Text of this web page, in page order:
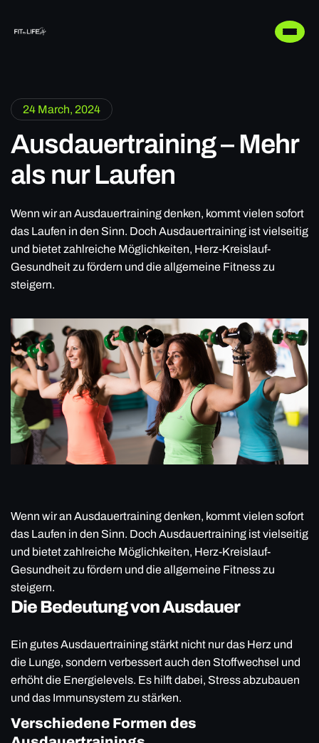
24 March, 2024
Ausdauertraining – Mehr
als nur Laufen
Wenn wir an Ausdauertraining denken, kommt vielen sofort
das Laufen in den Sinn. Doch Ausdauertraining ist vielseitig
und bietet zahlreiche Möglichkeiten, Herz-Kreislauf-
Gesundheit zu fördern und die allgemeine Fitness zu
steigern.
Wenn wir an Ausdauertraining denken, kommt vielen sofort
das Laufen in den Sinn. Doch Ausdauertraining ist vielseitig
und bietet zahlreiche Möglichkeiten, Herz-Kreislauf-
Gesundheit zu fördern und die allgemeine Fitness zu
steigern.
Die Bedeutung von Ausdauer
Ein gutes Ausdauertraining stärkt nicht nur das Herz und
die Lunge, sondern verbessert auch den Stoffwechsel und
erhöht die Energielevels. Es hilft dabei, Stress abzubauen
und das Immunsystem zu stärken.
Verschiedene Formen des